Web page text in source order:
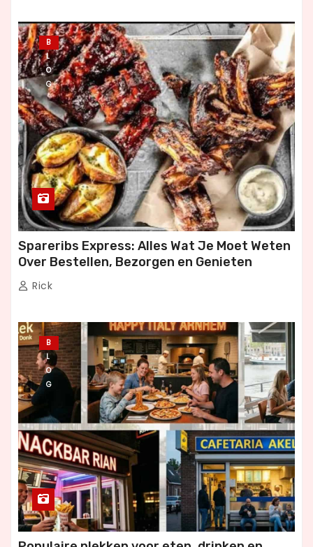
B
L
O
G
Spareribs Express: Alles Wat Je Moet Weten
Over Bestellen, Bezorgen en Genieten
Rick
B
L
O
G